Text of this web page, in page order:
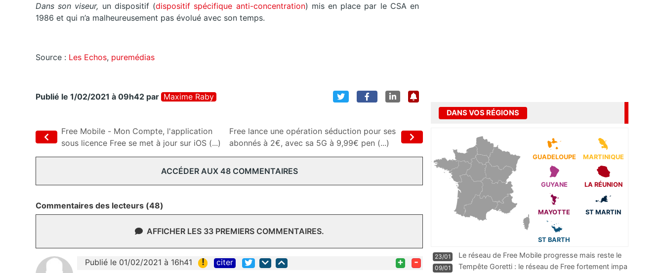
Dans son viseur, un dispositif (dispositif spécifique anti-concentration) mis en place par le CSA en
1986 et qui n’a malheureusement pas évolué avec son temps.
Source : Les Echos, puremédias
Publié le 1/02/2021 à 09h42 par Maxime Raby
Free Mobile - Mon Compte, l'application
sous licence Free se met à jour sur iOS (...)
Free lance une opération séduction pour ses
abonnés à 2€, avec sa 5G à 9,99€ pen (...)
ACCÉDER AUX 48 COMMENTAIRES
Commentaires des lecteurs (48)
AFFICHER LES 33 PREMIERS COMMENTAIRES.
Publié le 01/02/2021 à 16h41 ! citer + -
DANS VOS RÉGIONS
GUADELOUPE MARTINIQUE
GUYANE LA RÉUNION
MAYOTTE ST MARTIN
ST BARTH
23/01
Le réseau de Free Mobile progresse mais reste le
m
...
09/01
Tempête Goretti : le réseau de Free fortement impa